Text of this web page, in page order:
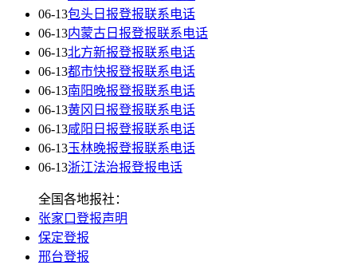
06-13包头日报登报联系电话
06-13内蒙古日报登报联系电话
06-13北方新报登报联系电话
06-13都市快报登报联系电话
06-13南阳晚报登报联系电话
06-13黄冈日报登报联系电话
06-13咸阳日报登报联系电话
06-13玉林晚报登报联系电话
06-13浙江法治报登报电话
全国各地报社：
张家口登报声明
保定登报
邢台登报